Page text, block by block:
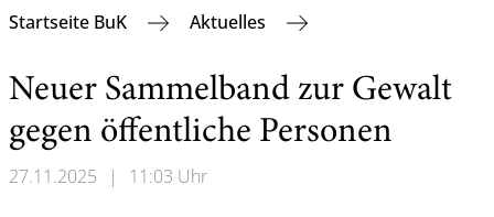
Startseite BuK Aktuelles
Neuer Sammelband zur Gewalt
gegen öffentliche Personen
27.11.2025 | 11:03 Uhr